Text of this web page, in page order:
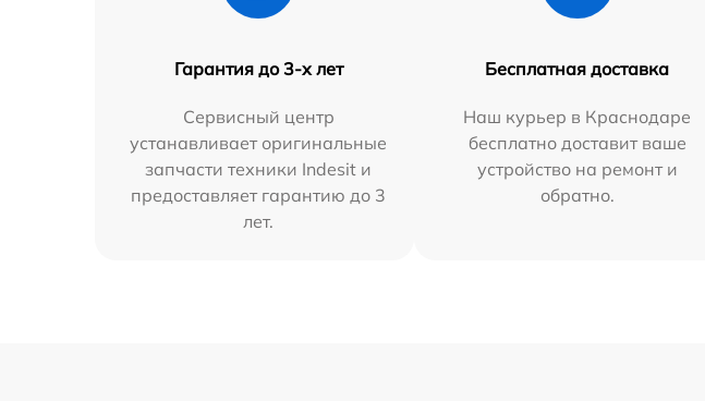
Гарантия до 3-х лет
Сервисный центр
устанавливает оригинальные
запчасти техники Indesit и
предоставляет гарантию до 3
лет.
Бесплатная доставка
Наш курьер в Краснодаре
бесплатно доставит ваше
устройство на ремонт и
обратно.